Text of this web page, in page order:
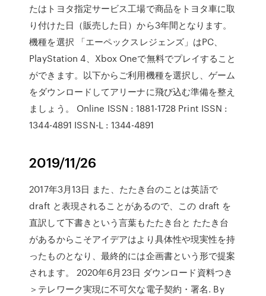
たはトヨタ指定サービス工場で商品をトヨタ車に取
り付けた日（販売した日）から3年間となります。
機種を選択 「エーペックスレジェンズ」はPC、
PlayStation 4、Xbox Oneで無料でプレイすること
ができます。以下からご利用機種を選択し、ゲーム
をダウンロードしてアリーナに飛び込む準備を整え
ましょう。 Online ISSN : 1881-1728 Print ISSN :
1344-4891 ISSN-L : 1344-4891
2019/11/26
2017年3月13日 また、たたき台のことは英語で
draft と表現されることがあるので、この draft を
直訳して下書きという言葉もたたき台と たたき台
があるからこそアイデアはより具体性や現実性を持
ったものとなり、最終的には企画書という形で提案
されます。 2020年6月23日 ダウンロード資料つき
＞テレワーク実現に不可欠な電子契約・署名. By